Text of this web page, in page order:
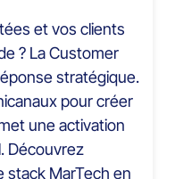
et vos clients
? La Customer
stratégique.
pour créer
une activation
Découvrez
MarTech en